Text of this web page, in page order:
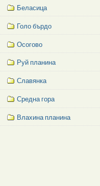
Беласица
Голо бърдо
Осогово
Руй планина
Славянка
Средна гора
Влахина планина